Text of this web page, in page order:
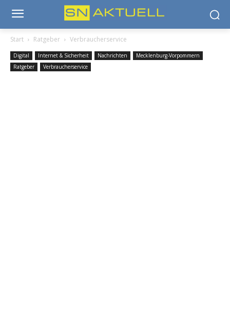
Start Ratgeber Verbraucherservice
Digital Internet & Sicherheit Nachrichten
Mecklenburg-Vorpommern
Ratgeber
Verbraucherservice